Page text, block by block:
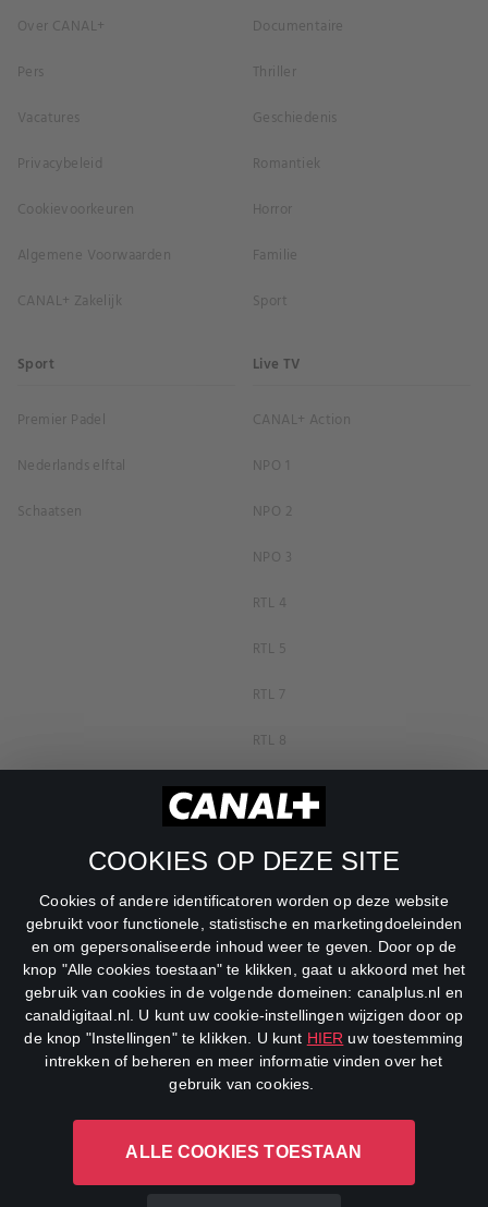
COOKIES OP DEZE SITE
Cookies of andere identificatoren worden op deze website
gebruikt voor functionele, statistische en marketingdoeleinden
en om gepersonaliseerde inhoud weer te geven. Door op de
knop "Alle cookies toestaan" te klikken, gaat u akkoord met het
gebruik van cookies in de volgende domeinen: canalplus.nl en
canaldigitaal.nl. U kunt uw cookie-instellingen wijzigen door op
de knop "Instellingen" te klikken. U kunt HIER uw toestemming
intrekken of beheren en meer informatie vinden over het
gebruik van cookies.
ALLE COOKIES TOESTAAN
Over CANAL+
Pers
Vacatures
Privacybeleid
Cookievoorkeuren
Algemene Voorwaarden
CANAL+ Zakelijk
Documentaire
Thriller
Geschiedenis
Romantiek
Horror
Familie
Sport
Sport
Premier Padel
Nederlands elftal
Schaatsen
Live TV
CANAL+ Action
NPO 1
NPO 2
NPO 3
RTL 4
RTL 5
RTL 7
RTL 8
RTL Z
SBS6
Veronica
DreamWorks Channel
CANAL+ Luxembourg S. à r.l., Rue Albert Borschette 4, L-1246